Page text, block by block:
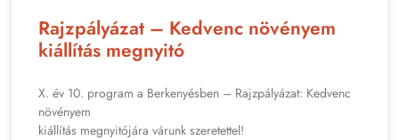
Rajzpályázat – Kedvenc növényem
kiállítás megnyitó
X. év 10. program a Berkenyésben – Rajzpályázat: Kedvenc
növényem
kiállítás megnyitójára várunk szeretettel!